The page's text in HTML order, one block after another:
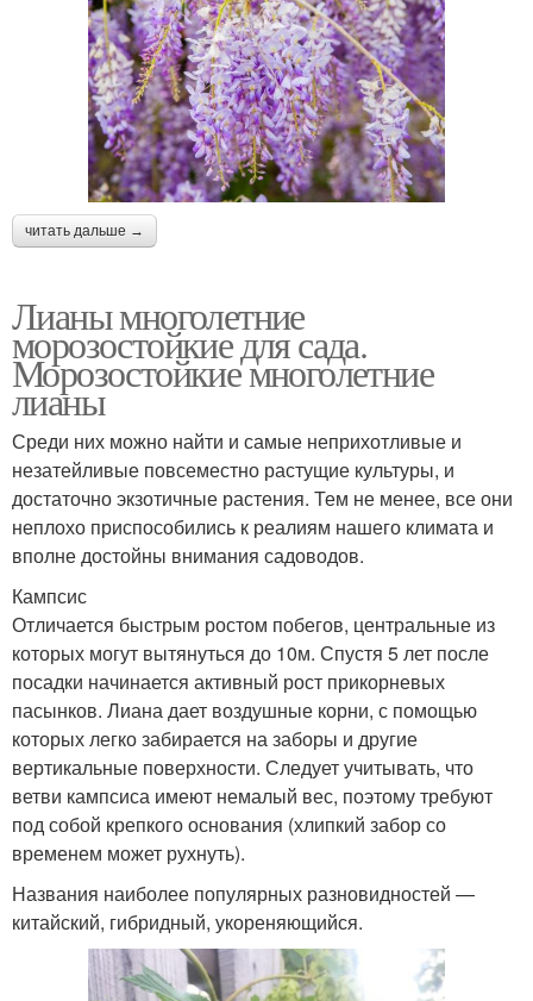
читать дальше →
Лианы многолетние
морозостойкие для сада.
Морозостойкие многолетние
лианы
Среди них можно найти и самые неприхотливые и
незатейливые повсеместно растущие культуры, и
достаточно экзотичные растения. Тем не менее, все они
неплохо приспособились к реалиям нашего климата и
вполне достойны внимания садоводов.
Кампсис
Отличается быстрым ростом побегов, центральные из
которых могут вытянуться до 10м. Спустя 5 лет после
посадки начинается активный рост прикорневых
пасынков. Лиана дает воздушные корни, с помощью
которых легко забирается на заборы и другие
вертикальные поверхности. Следует учитывать, что
ветви кампсиса имеют немалый вес, поэтому требуют
под собой крепкого основания (хлипкий забор со
временем может рухнуть).
Названия наиболее популярных разновидностей —
китайский, гибридный, укореняющийся.